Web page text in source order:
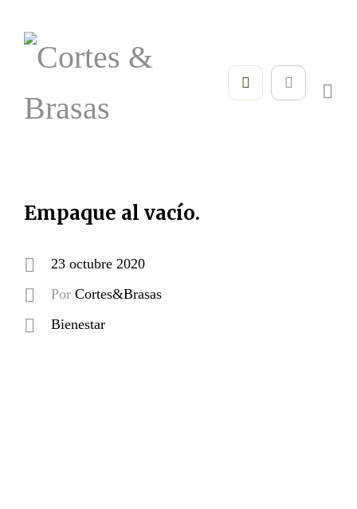
Empaque al vacío.
23 octubre 2020
Por Cortes&Brasas
Bienestar